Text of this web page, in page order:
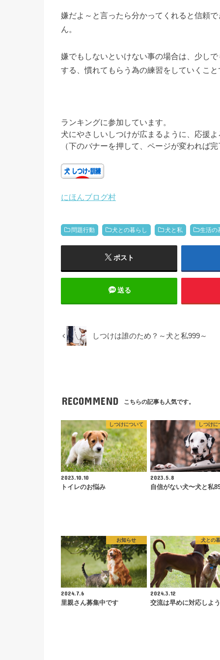
嫌だよ～と言ったら分かってくれると信頼
ん。
嫌でもしないといけない事の場合は、少し
する、慣れてもらう為の練習をしていくこ
ランキングに参加しています。
犬にやさしいしつけが広まるように、応援
（下のバナーを押して、ページが変われば
にほんブログ村
問題行動 犬との暮らし 犬と私 生活の
ポスト
送る
しつけは誰のため？～犬と私999～
RECOMMEND こちらの記事も人気です。
しつけについて
2023.10.10
トイレのお悩み
しつけに
2023.5.8
自信がない犬〜犬と私
お知らせ
2024.7.6
里親さん募集中です
犬との
2024.3.12
交流は早めに対応しよう